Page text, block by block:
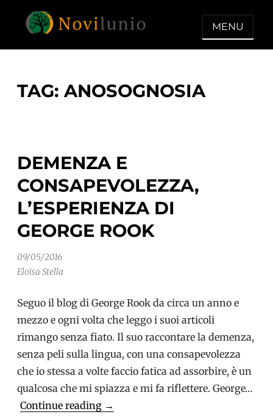
NOVILUNIO
Un aiuto con concreto dopo la
MENU
TAG: ANOSOGNOSIA
DEMENZA E
CONSAPEVOLEZZA,
L’ESPERIENZA DI
GEORGE ROOK
09/05/2016
Eloisa Stella
Seguo il blog di George Rook da circa un anno e
mezzo e ogni volta che leggo i suoi articoli
rimango senza fiato. Il suo raccontare la demenza,
senza peli sulla lingua, con una consapevolezza
che io stessa a volte faccio fatica ad assorbire, è un
qualcosa che mi spiazza e mi fa riflettere. George…
Continue reading Demenza
→